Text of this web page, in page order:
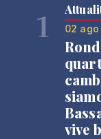
1 02
vive